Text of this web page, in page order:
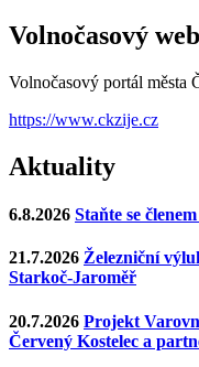
Volnočasový web
Volnočasový portál města
https://www.ckzije.cz
Aktuality
6.8.2026 Staňte se
21.7.2026 Železniční
Starkoč-Jaroměř
20.7.2026 Projekt
Červený Kostelec a